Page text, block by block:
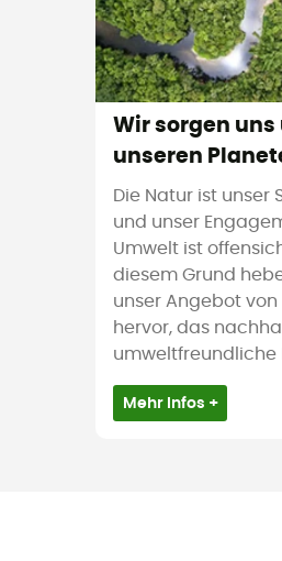
Wir sorgen uns
unseren
Die Natur ist unser
und unser
Umwelt ist
diesem Grund
unser Angebot von
hervor, das
umweltfreundliche
Mehr Infos +